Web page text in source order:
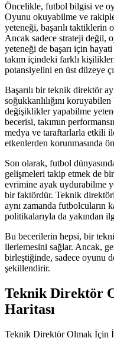
Öncelikle, futbol bilgisi ve
Oyunu okuyabilme ve
yeteneği, başarılı taktiklerin
Ancak sadece strateji değil,
yeteneği de başarı için
takım içindeki farklı
potansiyelini en üst düzeye
Başarılı bir teknik direktör
soğukkanlılığını
değişiklikler yapabilme
becerisi, takımın
medya ve taraftarlarla etkili
etkenlerden korunmasında
Son olarak, futbol
gelişmeleri takip etmek de
evrimine ayak uydurabilme
bir faktördür. Teknik
aynı zamanda futbolcuların
politikalarıyla da yakından
Bu becerilerin hepsi, bir
ilerlemesini sağlar. Ancak,
birleştiğinde, sadece oyunu
şekillendirir.
Teknik Direktör
Haritası
Teknik Direktör Olmak İçin